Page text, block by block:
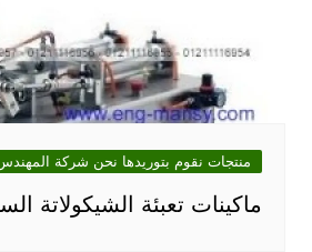
منتجات نقوم بتوريدها نحن شركة
ماكينات تعبئة الشيكولاتة